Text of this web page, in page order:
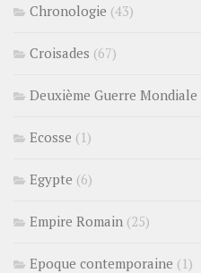
Chronologie (43)
Croisades (67)
Deuxième Guerre Mondiale
Ecosse (1)
Egypte (6)
Empire Romain (25)
Epoque contemporaine (1)